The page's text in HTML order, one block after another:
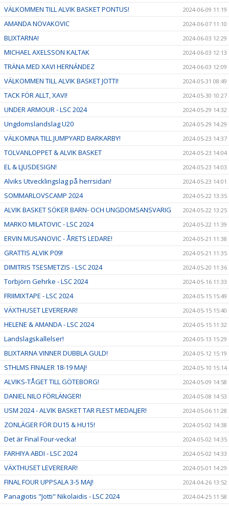
VÄLKOMMEN TILL ALVIK BASKET PONTUS! 2024-06-09 11:19
AMANDA NOVAKOVIC 2024-06-07 11:10
BLIXTARNA! 2024-06-03 12:29
MICHAEL AXELSSON KALTAK 2024-06-03 12:13
TRÄNA MED XAVI HERNÁNDEZ 2024-06-03 12:09
VÄLKOMMEN TILL ALVIK BASKET JOTTI! 2024-05-31 08:49
TACK FÖR ALLT, XAVI! 2024-05-30 10:27
UNDER ARMOUR - LSC 2024 2024-05-29 14:32
Ungdomslandslag U20 2024-05-29 14:29
VÄLKOMNA TILL JUMPYARD BARKARBY! 2024-05-23 14:37
TOLVANLOPPET & ALVIK BASKET 2024-05-23 14:04
EL & LJUSDESIGN! 2024-05-23 14:03
Alviks Utvecklingslag på herrsidan! 2024-05-23 14:01
SOMMARLOVSCAMP 2024 2024-05-22 13:35
ALVIK BASKET SÖKER BARN- OCH UNGDOMSANSVARIG 2024-05-22 13:25
MARKO MILATOVIC - LSC 2024 2024-05-22 11:39
ERVIN MUSANOVIC - ÅRETS LEDARE! 2024-05-21 11:38
GRATTIS ALVIK P09! 2024-05-21 11:35
DIMITRIS TSESMETZIS - LSC 2024 2024-05-20 11:36
Torbjörn Gehrke - LSC 2024 2024-05-16 11:33
FRIIMIXTAPE - LSC 2024 2024-05-15 15:49
VÄXTHUSET LEVERERAR! 2024-05-15 15:40
HELENE & AMANDA - LSC 2024 2024-05-15 11:32
Landslagskallelser! 2024-05-13 15:29
BLIXTARNA VINNER DUBBLA GULD! 2024-05-12 15:19
STHLMS FINALER 18-19 MAJ! 2024-05-10 15:14
ALVIKS-TÅGET TILL GÖTEBORG! 2024-05-09 14:58
DANIEL NILO FÖRLÄNGER! 2024-05-08 14:53
USM 2024 - ALVIK BASKET TAR FLEST MEDALJER! 2024-05-06 11:28
ZONLÄGER FÖR DU15 & HU15! 2024-05-02 14:38
Det är Final Four-vecka! 2024-05-02 14:35
FARHIYA ABDI - LSC 2024 2024-05-02 14:33
VÄXTHUSET LEVERERAR! 2024-05-01 14:29
FINAL FOUR UPPSALA 3-5 MAJ! 2024-04-26 13:52
Panagiotis "Jotti" Nikolaidis - LSC 2024 2024-04-25 11:58